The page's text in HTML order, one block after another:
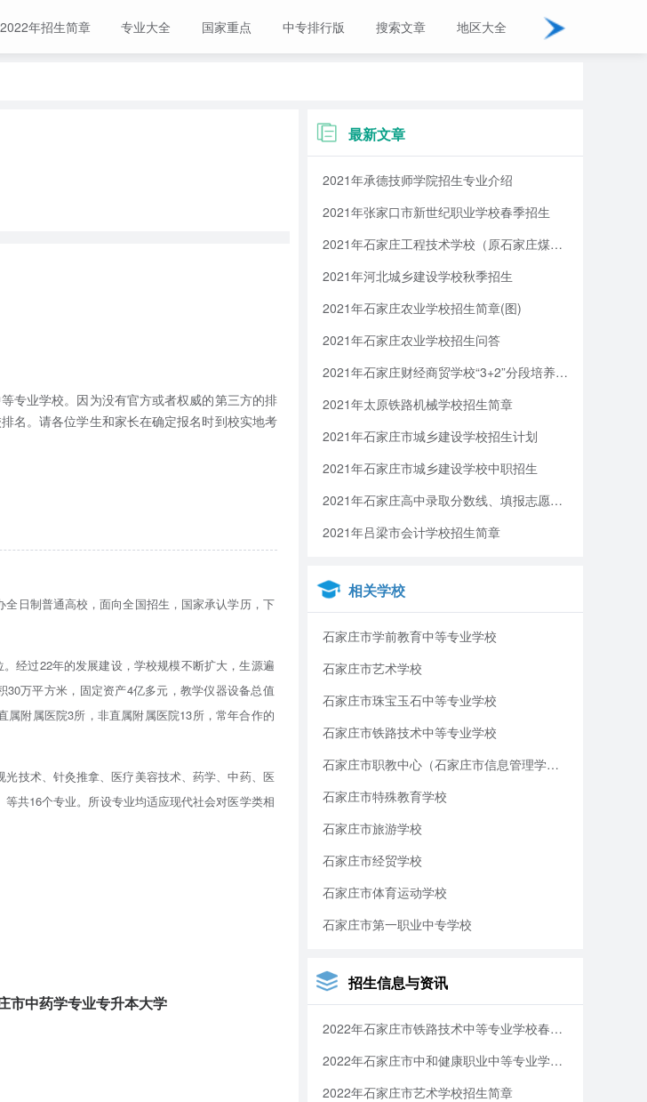
2022年招生简章 专业大全 国家重点 中专排行版 搜索文章 地区大全
专业学校。因为没有官方或者权威的第三方的排
名。请各位学生和家长在确定报名时到校实地考
日制普通高校，面向全国招生，国家承认学历，下
经过22年的发展建设，学校规模不断扩大，生源遍
万平方米，固定资产4亿多元，教学仪器设备总值
属附属医院3所，非直属附属医院13所，常年合作的
技术、针灸推拿、医疗美容技术、药学、中药、医
共16个专业。所设专业均适应现代社会对医学类相
评价。
的A级比例，不断推动教学质量的提高。注重教学
地建设，不断为学生成为实用性医学人才奠定坚实
越成果。
人才兴校战略，通过实施“培养百名研究生工程”、
市中药学专业专升本大学
最新文章
2021年承德技师学院招生专业介绍
2021年张家口市新世纪职业学校春季招生
2021年石家庄工程技术学校（原石家庄煤炭工业学校）招生简章
2021年河北城乡建设学校秋季招生
2021年石家庄农业学校招生简章(图)
2021年石家庄农业学校招生问答
2021年石家庄财经商贸学校“3+2”分段培养全日制大专招生
2021年太原铁路机械学校招生简章
2021年石家庄市城乡建设学校招生计划
2021年石家庄市城乡建设学校中职招生
2021年石家庄高中录取分数线、填报志愿、招生录取安排
2021年吕梁市会计学校招生简章
相关学校
石家庄市学前教育中等专业学校
石家庄市艺术学校
石家庄市珠宝玉石中等专业学校
石家庄市铁路技术中等专业学校
石家庄市职教中心（石家庄市信息管理学校）
石家庄市特殊教育学校
石家庄市旅游学校
石家庄市经贸学校
石家庄市体育运动学校
石家庄市第一职业中专学校
招生信息与资讯
2022年石家庄市铁路技术中等专业学校春季招生简章
2022年石家庄市中和健康职业中等专业学校专业设置
2022年石家庄市艺术学校招生简章